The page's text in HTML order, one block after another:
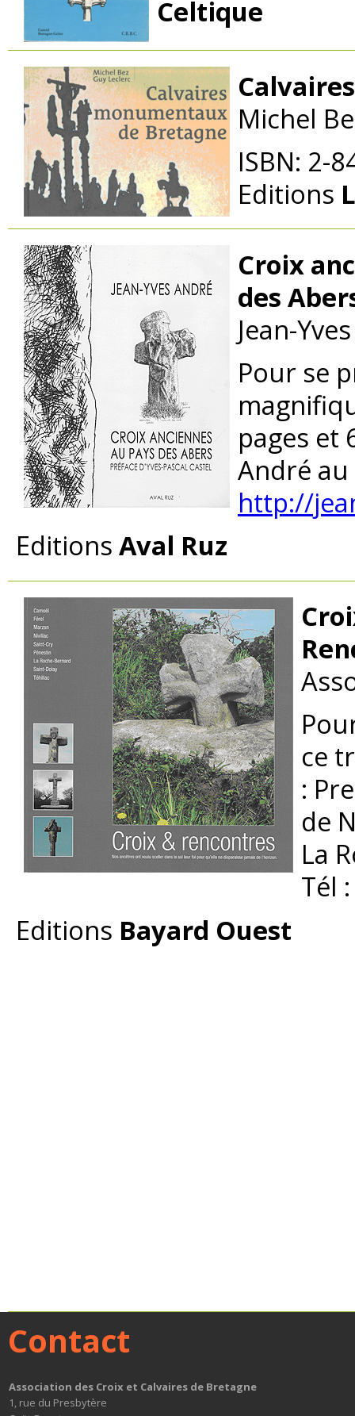
Celtique
Michel
ISBN: 2-
Editions
Croix
des
Jean-
Pour se
pages et
André au
http://
Editions Aval Ruz
ce
:
de
La
Tél
Editions Bayard Ouest
Contact
Association des Croix et Calvaires de Bretagne
1, rue du Presbytère